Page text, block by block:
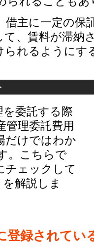
借主に一定の保
、賃料が滞納
られるようにす
を委託する際
管理委託費用
だけではわか
。こちらで
チェックして
解説しま
登録されてい